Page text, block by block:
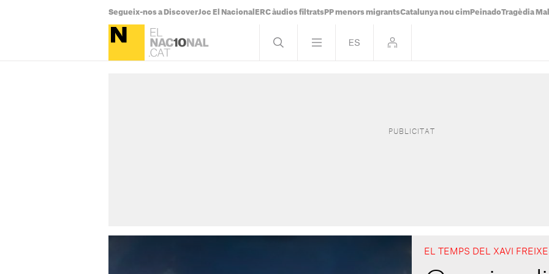
Segueix-nos a DiscoverJoc El Nacional ERC àudios filtrats PP menors migrantsCatalunya nou cim PeinadoTragèdia
EL TEMPS DEL XAVI